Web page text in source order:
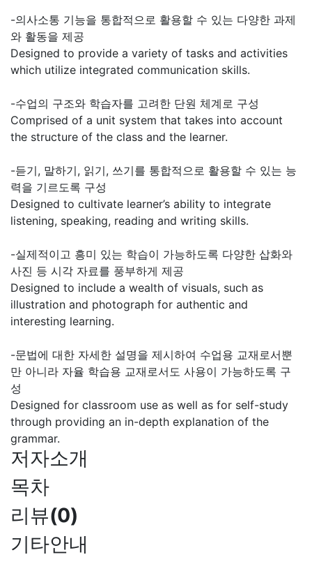
-의사소통 기능을 통합적으로 활용할 수 있는 다양한 과제
와 활동을 제공
Designed to provide a variety of tasks and activities
which utilize integrated communication skills.
-수업의 구조와 학습자를 고려한 단원 체계로 구성
Comprised of a unit system that takes into account
the structure of the class and the learner.
-듣기, 말하기, 읽기, 쓰기를 통합적으로 활용할 수 있는 능
력을 기르도록 구성
Designed to cultivate learner’s ability to integrate
listening, speaking, reading and writing skills.
-실제적이고 흥미 있는 학습이 가능하도록 다양한 삽화와
사진 등 시각 자료를 풍부하게 제공
Designed to include a wealth of visuals, such as
illustration and photograph for authentic and
interesting learning.
-문법에 대한 자세한 설명을 제시하여 수업용 교재로서뿐
만 아니라 자율 학습용 교재로서도 사용이 가능하도록 구
성
Designed for classroom use as well as for self-study
through providing an in-depth explanation of the
grammar.
저자소개
목차
리뷰(0)
기타안내